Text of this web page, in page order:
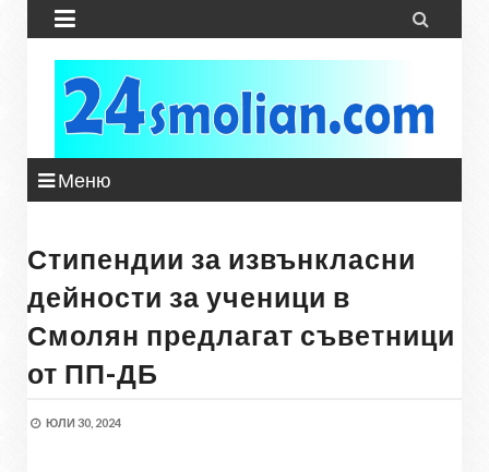
 
Меню
Стипендии за извънкласни
дейности за ученици в
Смолян предлагат съветници
от ПП-ДБ
ЮЛИ 30, 2024